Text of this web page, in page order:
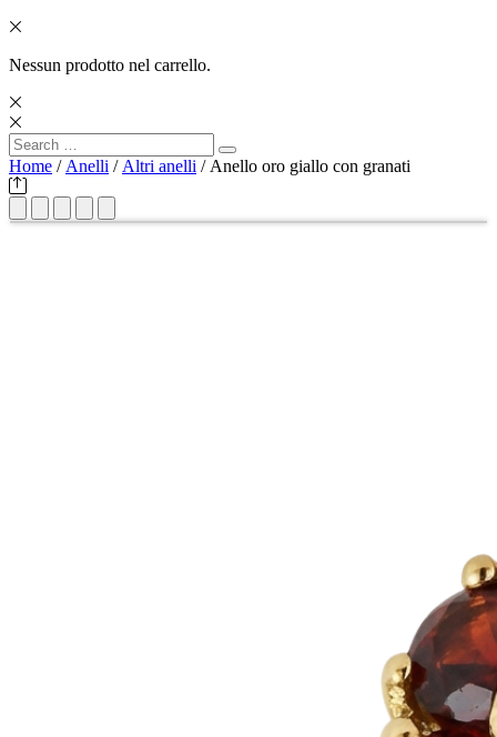
Nessun prodotto nel carrello.
Search
for:
Search
Home / Anelli / Altri anelli / Anello oro giallo con granati